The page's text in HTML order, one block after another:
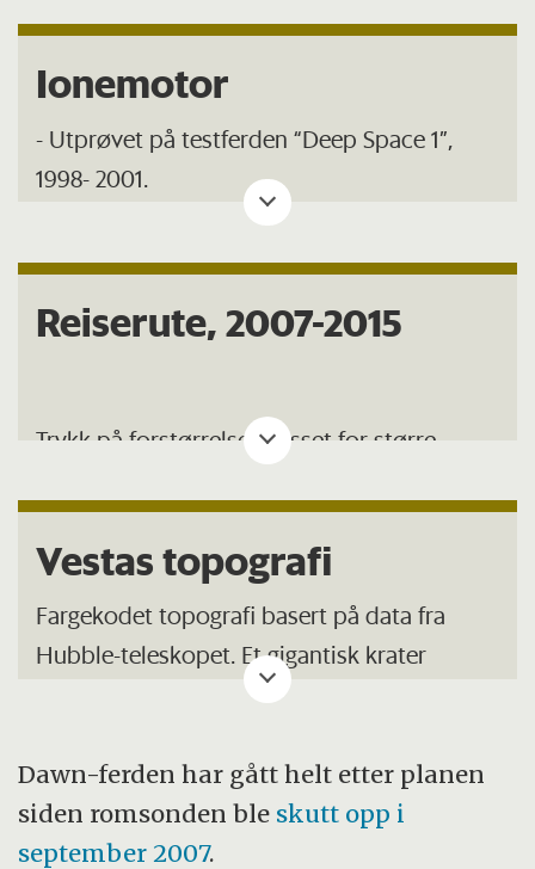
prosjektet.
Ionemotor
- Utprøvet på testferden “Deep Space 1”,
1998- 2001.
000 timer (70 prosent av reisetiden)
- Motorkraften i løpet av 8-års Dawn-ferd
som sendte Dawn ut i rommet.
på 1250 kg.
Edelgassen Xe blir ionisert av elektroner i et
magnetfelt. De positive Xe-ionene blir
deretter akselerert gjennom et 1.3 kilovolts
ionestråle bak romsonden.
Den elektriske kraften som brukes til
Reiserute, 2007-2015
Trykk på forstørrelsesglasset for større
Vestas topografi
Fargekodet topografi basert på data fra
Hubble-teleskopet. Et gigantisk krater
dekker den sørlige halvkulen.
Trykk på forstørrelsesglasset for større
versjon.
(Illustrasjon: Reidar Trønnes)
Dawn-ferden har gått helt etter planen
siden romsonden ble skutt opp i
september 2007.